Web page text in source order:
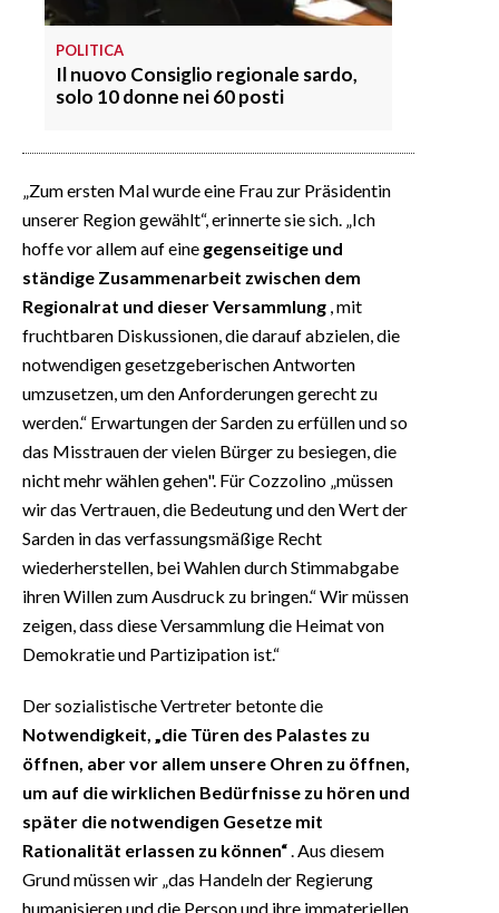
POLITICA
Il nuovo Consiglio regionale sardo,
solo 10 donne nei 60 posti
„Zum ersten Mal wurde eine Frau zur Präsidentin
unserer Region gewählt“, erinnerte sie sich. „Ich
hoffe vor allem auf eine gegenseitige und
ständige Zusammenarbeit zwischen dem
Regionalrat und dieser Versammlung , mit
fruchtbaren Diskussionen, die darauf abzielen, die
notwendigen gesetzgeberischen Antworten
umzusetzen, um den Anforderungen gerecht zu
werden.“ Erwartungen der Sarden zu erfüllen und so
das Misstrauen der vielen Bürger zu besiegen, die
nicht mehr wählen gehen". Für Cozzolino „müssen
wir das Vertrauen, die Bedeutung und den Wert der
Sarden in das verfassungsmäßige Recht
wiederherstellen, bei Wahlen durch Stimmabgabe
ihren Willen zum Ausdruck zu bringen.“ Wir müssen
zeigen, dass diese Versammlung die Heimat von
Demokratie und Partizipation ist.“
Der sozialistische Vertreter betonte die
Notwendigkeit, „die Türen des Palastes zu
öffnen, aber vor allem unsere Ohren zu öffnen,
um auf die wirklichen Bedürfnisse zu hören und
später die notwendigen Gesetze mit
Rationalität erlassen zu können“ . Aus diesem
Grund müssen wir „das Handeln der Regierung
humanisieren und die Person und ihre immateriellen